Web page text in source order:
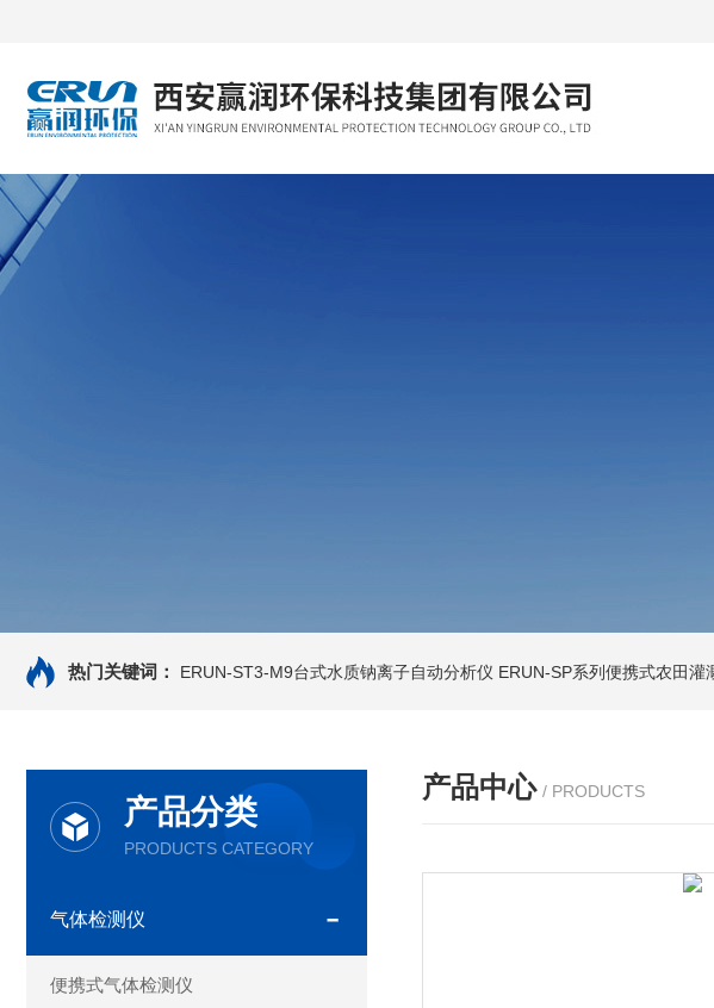
热门关键词： ERUN-ST3-M9台式水质钠离子自动分析仪 ERUN-SP系列便携式农田灌
产品分类
PRODUCTS CATEGORY
气体检测仪
便携式气体检测仪
产品中心 / PRODUCTS